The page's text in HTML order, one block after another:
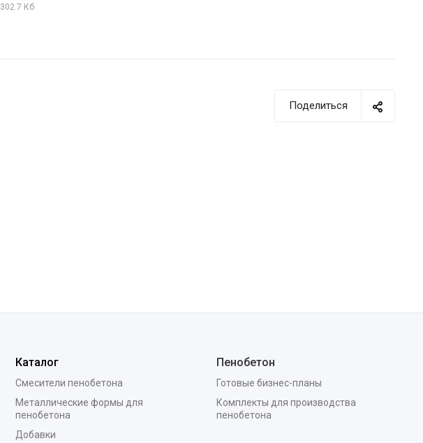
302.7 Кб
Поделиться
Каталог
Смесители пенобетона
Металлические формы для
пенобетона
Добавки
Пенобетон
Готовые бизнес-планы
Комплекты для производства
пенобетона